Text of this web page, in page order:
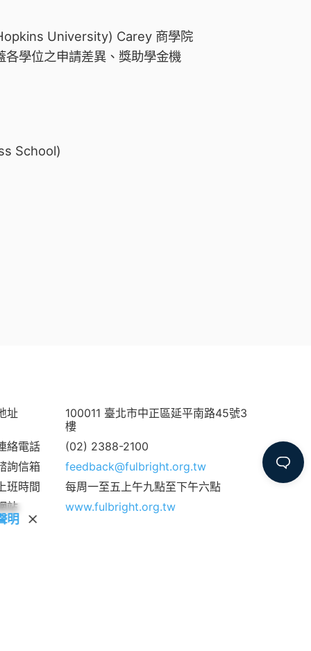
University) Carey 商學院
學位之申請差異、獎助學金機
School)
址
100011 臺北市中正區延平南路45號3
樓
絡電話
(02) 2388-2100
詢信箱
feedback@fulbright.org.tw
班時間
每周一至五上午九點至下午六點
站
www.fulbright.org.tw
明